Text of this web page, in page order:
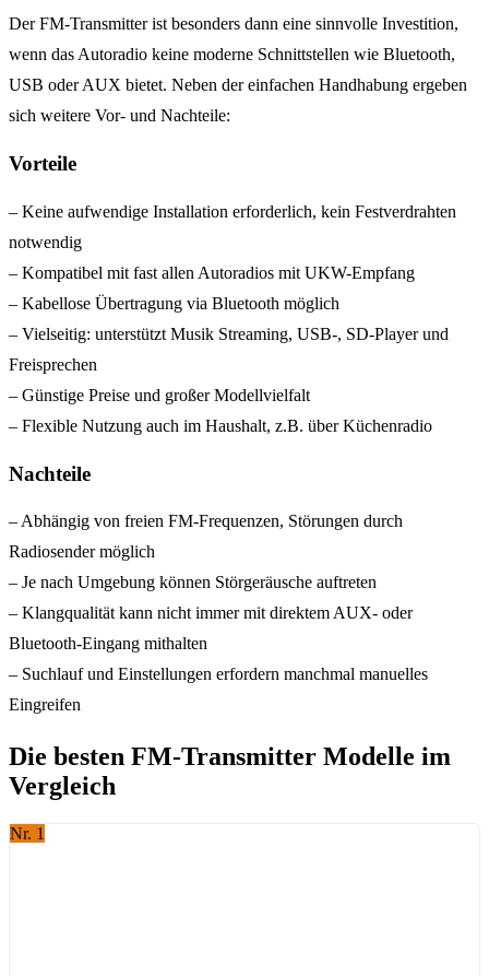
Der FM-Transmitter ist besonders dann eine sinnvolle Investition,
wenn das Autoradio keine moderne Schnittstellen wie Bluetooth,
USB oder AUX bietet. Neben der einfachen Handhabung ergeben
sich weitere Vor- und Nachteile:
Vorteile
– Keine aufwendige Installation erforderlich, kein Festverdrahten
notwendig
– Kompatibel mit fast allen Autoradios mit UKW-Empfang
– Kabellose Übertragung via Bluetooth möglich
– Vielseitig: unterstützt Musik Streaming, USB-, SD-Player und
Freisprechen
– Günstige Preise und großer Modellvielfalt
– Flexible Nutzung auch im Haushalt, z.B. über Küchenradio
Nachteile
– Abhängig von freien FM-Frequenzen, Störungen durch
Radiosender möglich
– Je nach Umgebung können Störgeräusche auftreten
– Klangqualität kann nicht immer mit direktem AUX- oder
Bluetooth-Eingang mithalten
– Suchlauf und Einstellungen erfordern manchmal manuelles
Eingreifen
Die besten FM-Transmitter Modelle im
Vergleich
Nr. 1